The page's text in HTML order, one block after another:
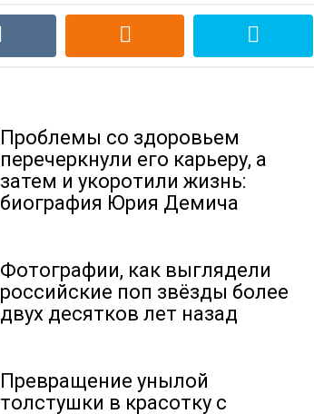
Проблемы со здоровьем
перечеркнули его карьеру, а
затем и укоротили жизнь:
биография Юрия Демича
Фотографии, как выглядели
российские поп звёзды более
двух десятков лет назад
Превращение унылой
толстушки в красотку с